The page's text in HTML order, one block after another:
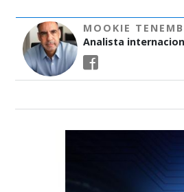
MOOKIE
Analista